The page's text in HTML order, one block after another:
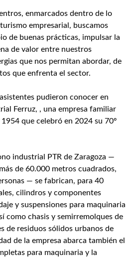
enmarcados dentro de lo
empresarial, buscamos
de buenas prácticas, impulsar la
de valor entre nuestros
que nos permitan abordar, de
que enfrenta el sector.
pudieron conocer en
Ferruz, , una empresa familiar
que celebró en 2024 su 70º
industrial PTR de Zaragoza —
de 60.000 metros cuadrados,
— se fabrican, para 40
cilindros y componentes
y suspensiones para maquinaria
como chasis y semirremolques de
de residuos sólidos urbanos de
de la empresa abarca también el
para maquinaria y la